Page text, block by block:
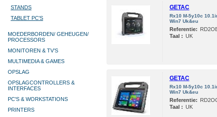
STANDS
TABLET PC'S
MOEDERBORDEN/ GEHEUGEN/
PROCESSORS
MONITOREN & TV’S
MULTIMEDIA & GAMES
OPSLAG
OPSLAGCONTROLLERS &
INTERFACES
PC'S & WORKSTATIONS
PRINTERS
GETAC
Rx10 M-5y10c
Win7 Uk&eu
Referentie:
Taal : UK
GETAC
Rx10 M-5y10c
Win7 Uk&eu
Referentie:
Taal : UK